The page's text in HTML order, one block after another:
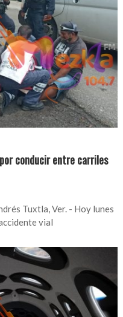
conducir entre carriles
Tuxtla, Ver. - Hoy lunes
vial